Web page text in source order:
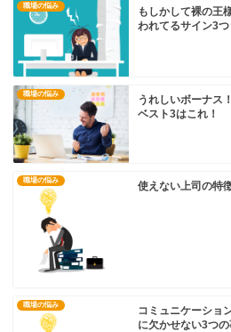
職場の悩み
もしかして裸の王
われてるサイン3つ
職場の悩み
うれしいボーナス
ベスト3はこれ！
職場の悩み 使えない上司の特
職場の悩み
コミュニケーショ
に欠かせない3つ